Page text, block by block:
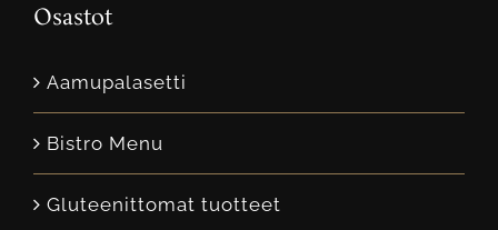
Osastot
Aamupalasetti
Bistro Menu
Gluteenittomat tuotteet